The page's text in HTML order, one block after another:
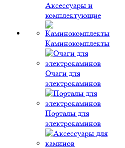
Аксессуары и
комплектующие
Каминокомплекты
Очаги для
электрокаминов
Порталы для
электрокаминов